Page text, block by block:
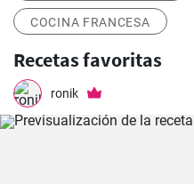
COCINA FRANCESA
Recetas favoritas
ronik